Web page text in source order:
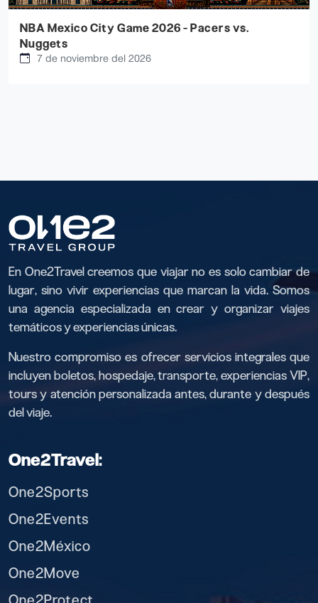
NBA Mexico City Game 2026 - Pacers vs.
Nuggets
7 de noviembre del 2026
En One2Travel creemos que viajar no es solo cambiar de
lugar, sino vivir experiencias que marcan la vida. Somos
una agencia especializada en crear y organizar viajes
temáticos y experiencias únicas.
Nuestro compromiso es ofrecer servicios integrales que
incluyen boletos, hospedaje, transporte, experiencias VIP,
tours y atención personalizada antes, durante y después
del viaje.
One2Travel:
One2Sports
One2Events
One2México
One2Move